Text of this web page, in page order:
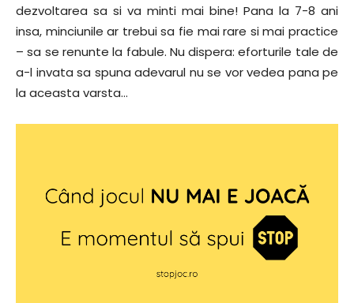
dezvoltarea sa si va minti mai bine! Pana la 7-8 ani
insa, minciunile ar trebui sa fie mai rare si mai practice
– sa se renunte la fabule. Nu dispera: eforturile tale de
a-l invata sa spuna adevarul nu se vor vedea pana pe
la aceasta varsta…